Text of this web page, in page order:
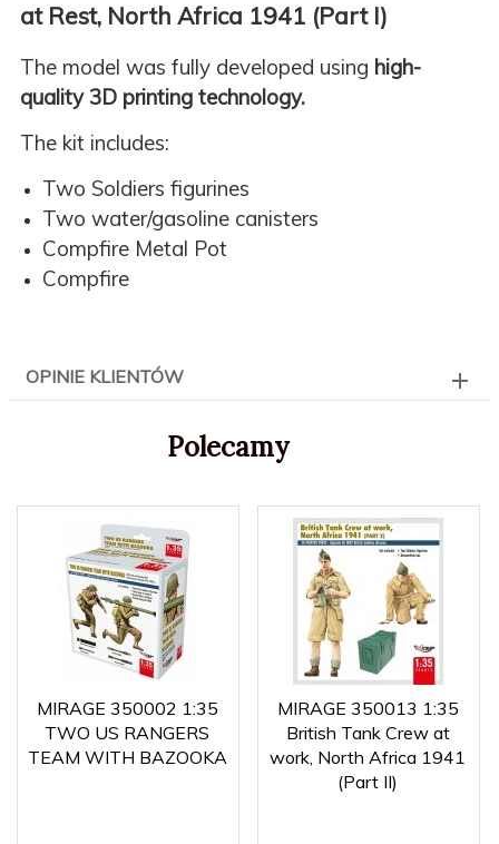
at Rest, North Africa 1941 (Part I)
The model was fully developed using high-
quality 3D printing technology.
The kit includes:
Two Soldiers figurines
Two water/gasoline canisters
Compfire Metal Pot
Compfire
OPINIE KLIENTÓW
Polecamy
MIRAGE 350002 1:35
TWO US RANGERS
TEAM WITH BAZOOKA
MIRAGE 350013 1:35
British Tank Crew at
work, North Africa 1941
(Part II)